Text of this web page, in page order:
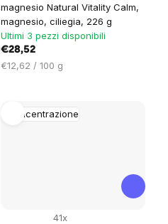
magnesio Natural Vitality Calm,
magnesio, ciliegia, 226 g
Ultimi 3 pezzi disponibili
€28,52
Prezzo
€12,62 / 100 g
Concentrazione
41x